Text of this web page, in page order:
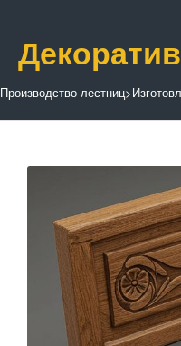
Производство лестниц>